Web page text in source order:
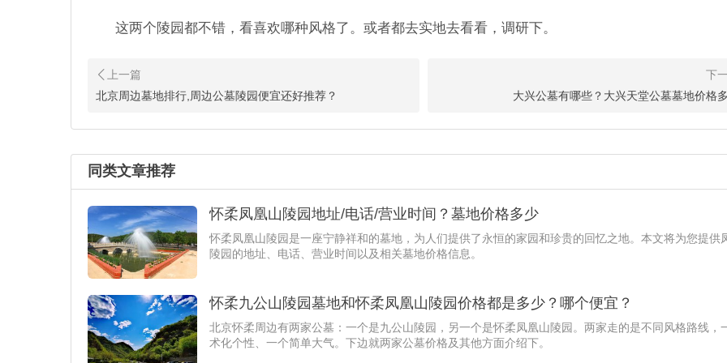
这两个陵园都不错，看喜欢哪种风格了。或者都去实地去看看，调研下。
北京周边墓地排行,周边公墓陵园便宜还好推荐？ 大兴公墓有哪些？大兴天堂公墓墓地价格
同类文章推荐
怀柔凤凰山陵园地址/电话/营业时间？墓地价格多少
怀柔凤凰山陵园是一座宁静祥和的墓地，为人们提供了永恒的家园和珍贵的回忆之地。本文将为您提供
陵园的地址、电话、营业时间以及相关墓地价格信息。
怀柔九公山陵园墓地和怀柔凤凰山陵园价格都是多少？哪个便宜？
北京怀柔周边有两家公墓：一个是九公山陵园，另一个是怀柔凤凰山陵园。两家走的是不同风格路线，
术化个性、一个简单大气。下边就两家公墓价格及其他方面介绍下。